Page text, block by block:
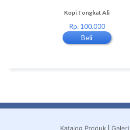
Kopi Tongkat Ali
Rp. 100.000
Beli
Katalog Produk | Galeri